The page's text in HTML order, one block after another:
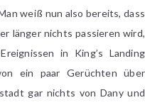
weiß nun also bereits, dass
länger nichts passieren wird,
in King’s Landing
ein paar Gerüchten über
gar nichts von Dany und